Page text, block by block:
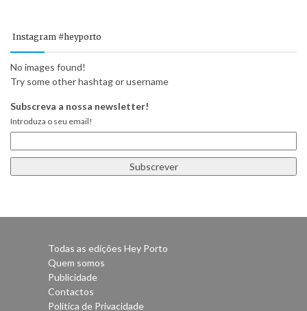
Instagram #heyporto
No images found!
Try some other hashtag or username
Subscreva a nossa newsletter!
Introduza o seu email!
Todas as edições Hey Porto
Quem somos
Publicidade
Contactos
Política de Privacidade